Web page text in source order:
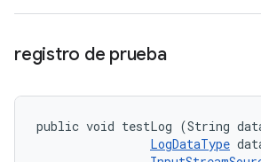
registro de prueba
public void testLog (String
LogDataType